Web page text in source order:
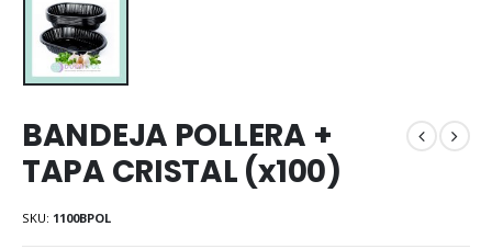
BANDEJA POLLERA +
TAPA CRISTAL (x100)
SKU: 1100BPOL